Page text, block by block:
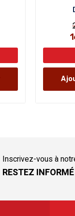
Inscrivez-vous à
RESTEZ